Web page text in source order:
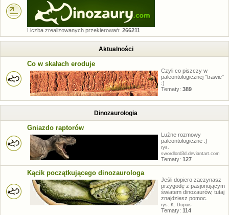
Liczba zrealizowanych przekierowań: 266211
Aktualności
Co w skałach eroduje
Czyli co piszczy w
paleontologicznej "trawie"
:)
Tematy: 389
Dinozaurologia
Gniazdo raptorów
Luźne rozmowy
paleontologiczne :)
rys.
swordlord3d.deviantart.com
Tematy: 127
Kącik początkującego dinozaurologa
Jeśli dopiero zaczynasz
przygodę z pasjonującym
światem dinozaurów, tutaj
znajdziesz pomoc.
rys. K. Dupuis
Tematy: 114